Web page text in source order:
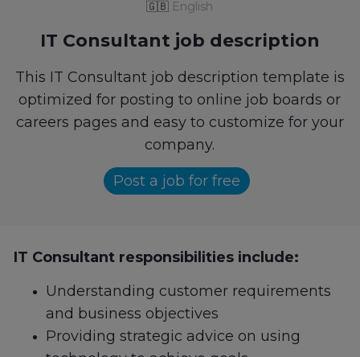
🇬🇧 English
IT Consultant job description
This IT Consultant job description template is
optimized for posting to online job boards or
careers pages and easy to customize for your
company.
Post a job for free
IT Consultant responsibilities include:
Understanding customer requirements
and business objectives
Providing strategic advice on using